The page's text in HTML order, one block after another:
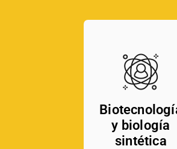
y biología
sintética